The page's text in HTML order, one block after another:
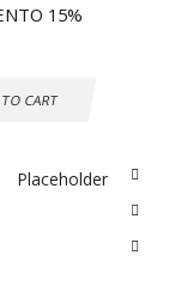
15%
CART